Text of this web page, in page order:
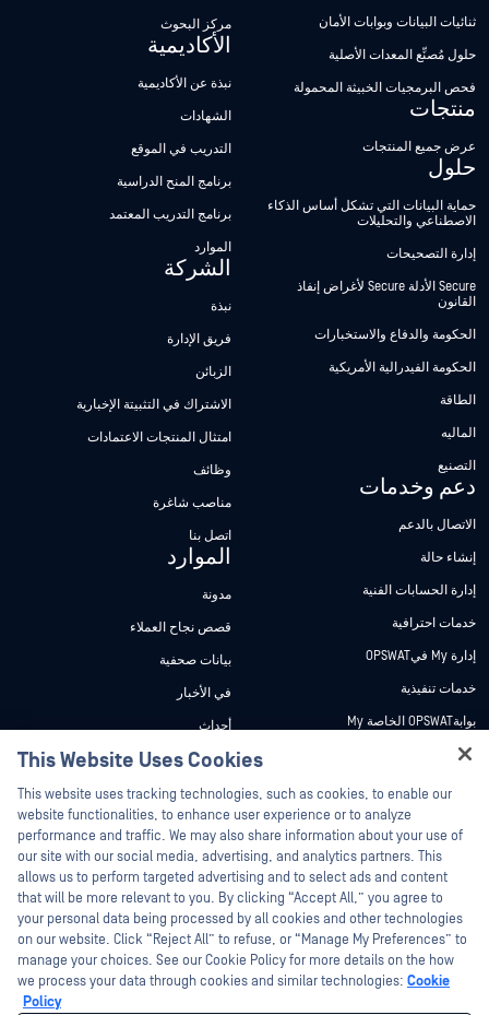
ثنائيات البيانات وبوابات الأمان
حلول مُصنِّع المعدات الأصلية
فحص البرمجيات الخبيثة المحمولة
منتجات
عرض جميع المنتجات
حلول
حماية البيانات التي تشكل أساس الذكاء
الاصطناعي والتحليلات
إدارة التصحيحات
Secure الأدلة Secure لأغراض إنفاذ
القانون
الحكومة والدفاع والاستخبارات
الحكومة الفيدرالية الأمريكية
الطاقة
الماليه
التصنيع
دعم وخدمات
الاتصال بالدعم
إنشاء حالة
إدارة الحسابات الفنية
خدمات احترافية
إدارة My فيOPSWAT
خدمات تنفيذية
بوابةOPSWAT الخاصة My
وثائق تقنية
دورات تدريبية
برنامج الثغرات الأمنية
الشركاء
شهادات
شركاء التكنولوجيا
برنامج شركاء القنوات
مركز البحوث
الأكاديمية
نبذة عن الأكاديمية
الشهادات
التدريب في الموقع
برنامج المنح الدراسية
برنامج التدريب المعتمد
الموارد
الشركة
نبذة
فريق الإدارة
الزبائن
الاشتراك في التثبيتة الإخبارية
امتثال المنتجات الاعتمادات
وظائف
مناصب شاغرة
اتصل بنا
الموارد
مدونة
قصص نجاح العملاء
بيانات صحفية
في الأخبار
أحداث
ندوات عبر الإنترنت
أوراق البيانات
مستندات تقنية
أدوات مجانية
©2026 OPSWAT . جميع الحقوق محفوظة. OPSWAT و MetaDefender و Metascan و
This Website Uses Cookies
This website uses tracking technologies, such as cookies, to enable our
website functionalities, to enhance user experience or to analyze
performance and traffic. We may also share information about your use of
our site with our social media, advertising, and analytics partners. This
allows us to perform targeted advertising and to select ads and content
that will be more relevant to you. By clicking “Accept All,” you agree to
your personal data being processed by all cookies and other technologies
on our website. Click “Reject All” to refuse, or “Manage My Preferences” to
manage your choices. See our Cookie Policy for more details on the how
we process your data through cookies and similar technologies: Cookie
Policy
Hey there!
I'm Ozzy, your OPSWAT virtual assistant.
How can I help you secure what's critical
today?